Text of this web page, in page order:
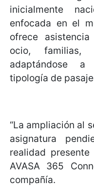
inicialmente
enfocada en el
ofrece
ocio, familias,
adaptándose
tipología de
“La ampliación al
asignatura
realidad
AVASA 365
compañía.